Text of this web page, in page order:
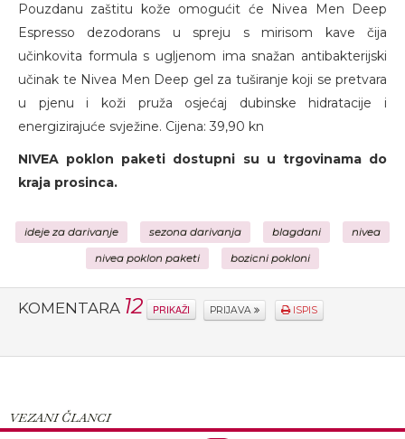
Pouzdanu zaštitu kože omogućit će Nivea Men Deep
Espresso dezodorans u spreju s mirisom kave čija
učinkovita formula s ugljenom ima snažan antibakterijski
učinak te Nivea Men Deep gel za tuširanje koji se pretvara
u pjenu i koži pruža osjećaj dubinske hidratacije i
energizirajuće svježine. Cijena: 39,90 kn
NIVEA poklon paketi dostupni su u trgovinama do
kraja prosinca.
ideje za darivanje sezona darivanja blagdani nivea
nivea poklon paketi bozicni pokloni
KOMENTARA 12 PRIKAŽI PRIJAVA ISPIS
VEZANI ČLANCI